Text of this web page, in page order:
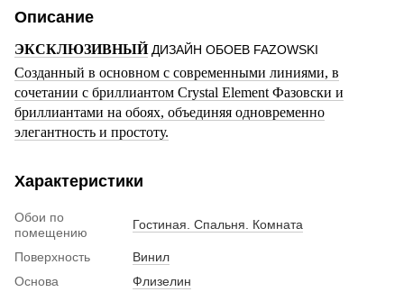
Описание
ЭКСКЛЮЗИВНЫЙДИЗАЙН ОБОЕВ FAZOWSKI
Созданный в основном с современными линиями, в
сочетании с бриллиантом Crystal Element Фазовски и
бриллиантами на обоях, объединяя одновременно
элегантность и простоту.
Характеристики
Обои по
помещению
Гостиная. Спальня. Комната
Поверхность
Винил
Основа
Флизелин